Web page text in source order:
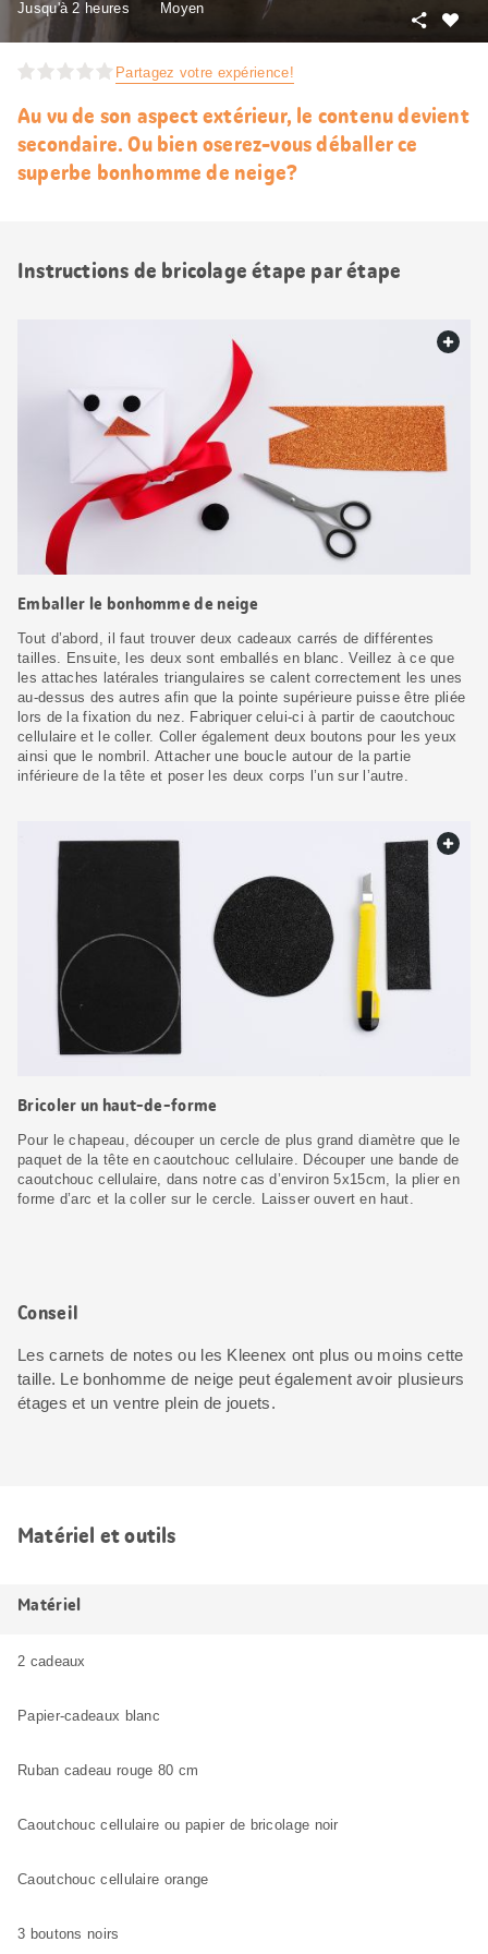
Partagez votre expérience!
Jusqu'à 2 heures
Moyen
Partager
Au vu de son aspect extérieur, le contenu devient
secondaire. Ou bien oserez-vous déballer ce
superbe bonhomme de neige?
Instructions de bricolage étape par étape
Emballer le bonhomme de neige
Tout d’abord, il faut trouver deux cadeaux carrés de différentes
tailles. Ensuite, les deux sont emballés en blanc. Veillez à ce que
les attaches latérales triangulaires se calent correctement les unes
au-dessus des autres afin que la pointe supérieure puisse être pliée
lors de la fixation du nez. Fabriquer celui-ci à partir de caoutchouc
cellulaire et le coller. Coller également deux boutons pour les yeux
ainsi que le nombril. Attacher une boucle autour de la partie
inférieure de la tête et poser les deux corps l’un sur l’autre.
Bricoler un haut-de-forme
Pour le chapeau, découper un cercle de plus grand diamètre que le
paquet de la tête en caoutchouc cellulaire. Découper une bande de
caoutchouc cellulaire, dans notre cas d’environ 5x15cm, la plier en
forme d’arc et la coller sur le cercle. Laisser ouvert en haut.
Conseil
Les carnets de notes ou les Kleenex ont plus ou moins cette
taille. Le bonhomme de neige peut également avoir plusieurs
étages et un ventre plein de jouets.
Matériel et outils
Matériel
2 cadeaux
Papier-cadeaux blanc
Ruban cadeau rouge 80 cm
Caoutchouc cellulaire ou papier de bricolage noir
Caoutchouc cellulaire orange
3 boutons noirs